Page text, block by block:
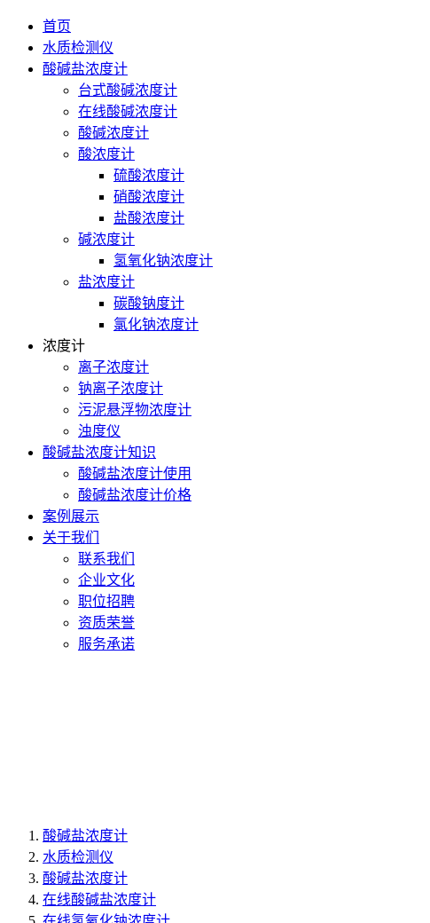
首页
水质检测仪
酸碱盐浓度计
台式酸碱浓度计
在线酸碱浓度计
酸碱浓度计
酸浓度计
硫酸浓度计
硝酸浓度计
盐酸浓度计
碱浓度计
氢氧化钠浓度计
盐浓度计
碳酸钠度计
氯化钠浓度计
浓度计
离子浓度计
钠离子浓度计
污泥悬浮物浓度计
浊度仪
酸碱盐浓度计知识
酸碱盐浓度计使用
酸碱盐浓度计价格
案例展示
关于我们
联系我们
企业文化
职位招聘
资质荣誉
服务承诺
酸碱盐浓度计
水质检测仪
酸碱盐浓度计
在线酸碱盐浓度计